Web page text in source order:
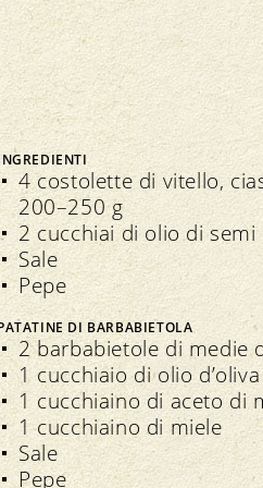
Direttive
Controllo
Importazione
Assicurazione della qualità
Assemblea dei delegati
seno all’associazione
Direttive
Commercio specializzato bio
4 costolette di vitello,
200–250 g
2 cucchiai di olio di semi
Sale
Pepe
DI BARBABIETOLA
2 barbabietole di medie
1 cucchiaio di olio d’oliva
1 cucchiaino di aceto di
1 cucchiaino di miele
Sale
Pepe